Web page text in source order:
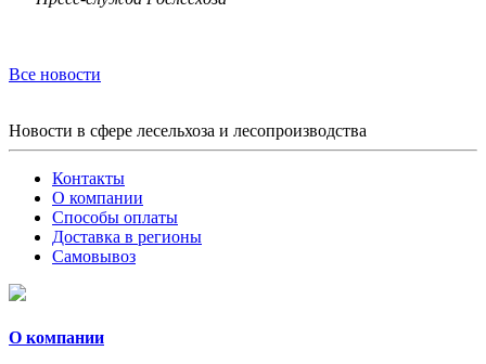
Все новости
Новости в сфере лесельхоза и лесопроизводства
Контакты
О компании
Способы оплаты
Доставка в регионы
Самовывоз
О компании